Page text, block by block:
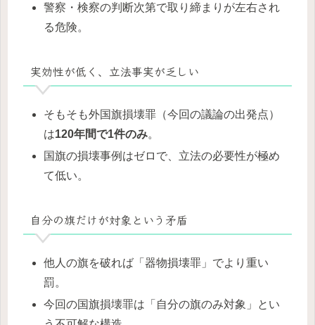
警察・検察の判断次第で取り締まりが左右され
る危険。
実効性が低く、立法事実が乏しい
そもそも外国旗損壊罪（今回の議論の出発点）
は120年間で1件のみ。
国旗の損壊事例はゼロで、立法の必要性が極め
て低い。
自分の旗だけが対象という矛盾
他人の旗を破れば「器物損壊罪」でより重い
罰。
今回の国旗損壊罪は「自分の旗のみ対象」とい